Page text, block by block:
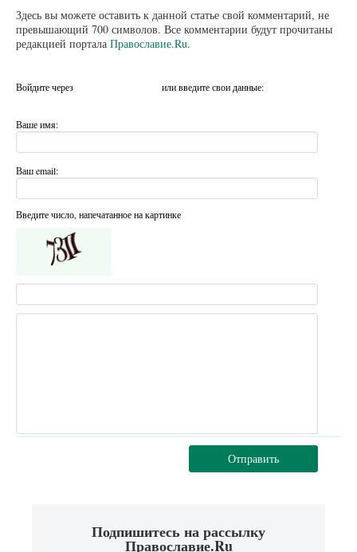
Здесь вы можете оставить к данной статье свой комментарий, не
превышающий 700 символов. Все комментарии будут прочитаны
редакцией портала Православие.Ru.
Войдите через или введите свои данные:
Ваше имя:
Ваш email:
Введите число, напечатанное на картинке
Отправить
Подпишитесь на рассылку
Православие.Ru